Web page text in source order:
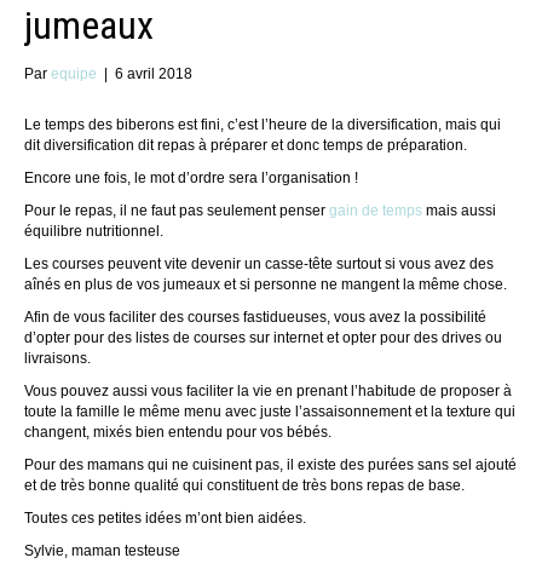
jumeaux
Par equipe | 6 avril 2018
Le temps des biberons est fini, c’est l’heure de la diversification, mais qui
dit diversification dit repas à préparer et donc temps de préparation.
Encore une fois, le mot d’ordre sera l’organisation !
Pour le repas, il ne faut pas seulement penser gain de temps mais aussi
équilibre nutritionnel.
Les courses peuvent vite devenir un casse-tête surtout si vous avez des
aînés en plus de vos jumeaux et si personne ne mangent la même chose.
Afin de vous faciliter des courses fastidueuses, vous avez la possibilité
d’opter pour des listes de courses sur internet et opter pour des drives ou
livraisons.
Vous pouvez aussi vous faciliter la vie en prenant l’habitude de proposer à
toute la famille le même menu avec juste l’assaisonnement et la texture qui
changent, mixés bien entendu pour vos bébés.
Pour des mamans qui ne cuisinent pas, il existe des purées sans sel ajouté
et de très bonne qualité qui constituent de très bons repas de base.
Toutes ces petites idées m’ont bien aidées.
Sylvie, maman testeuse